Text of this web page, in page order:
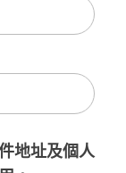
地址及個人